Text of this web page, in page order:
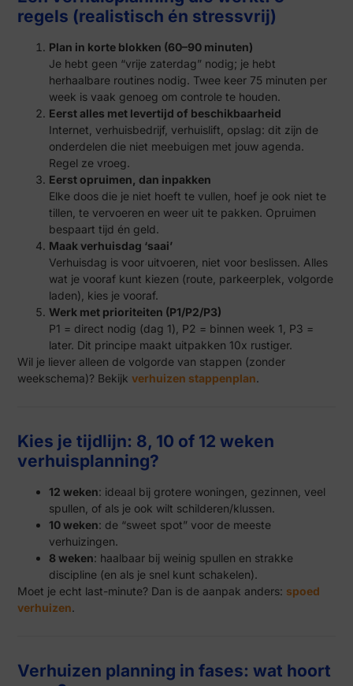
regels (realistisch én stressvrij)
Plan in korte blokken (60–90 minuten)
Je hebt geen “vrije zaterdag” nodig; je hebt
herhaalbare routines nodig. Twee keer 75 minuten per
week is vaak genoeg om controle te houden.
Eerst alles met levertijd of beschikbaarheid
Internet, verhuisbedrijf, verhuislift, opslag: dit zijn de
onderdelen die niet meebuigen met jouw agenda.
Regel ze vroeg.
Eerst opruimen, dan inpakken
Elke doos die je niet hoeft te vullen, hoef je ook niet te
tillen, te vervoeren en weer uit te pakken. Opruimen
bespaart tijd én geld.
Maak verhuisdag ‘saai’
Verhuisdag is voor uitvoeren, niet voor beslissen. Alles
wat je vooraf kunt kiezen (route, parkeerplek, volgorde
laden), kies je vooraf.
Werk met prioriteiten (P1/P2/P3)
P1 = direct nodig (dag 1), P2 = binnen week 1, P3 =
later. Dit principe maakt uitpakken 10x rustiger.
Wil je liever alleen de volgorde van stappen (zonder
weekschema)? Bekijkverhuizen stappenplan.
Kies je tijdlijn: 8, 10 of 12 weken
verhuisplanning?
12 weken: ideaal bij grotere woningen, gezinnen, veel
spullen, of als je ook wilt schilderen/klussen.
10 weken: de “sweet spot” voor de meeste
verhuizingen.
8 weken: haalbaar bij weinig spullen en strakke
discipline (en als je snel kunt schakelen).
Moet je echt last-minute? Dan is de aanpak anders: spoed
verhuizen.
Verhuizen planning in fases: wat hoort